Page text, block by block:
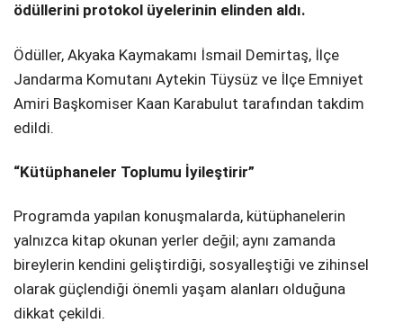
ödüllerini protokol üyelerinin elinden aldı.
Ödüller, Akyaka Kaymakamı İsmail Demirtaş, İlçe
Jandarma Komutanı Aytekin Tüysüz ve İlçe Emniyet
Amiri Başkomiser Kaan Karabulut tarafından takdim
edildi.
“Kütüphaneler Toplumu İyileştirir”
Programda yapılan konuşmalarda, kütüphanelerin
yalnızca kitap okunan yerler değil; aynı zamanda
bireylerin kendini geliştirdiği, sosyalleştiği ve zihinsel
olarak güçlendiği önemli yaşam alanları olduğuna
dikkat çekildi.